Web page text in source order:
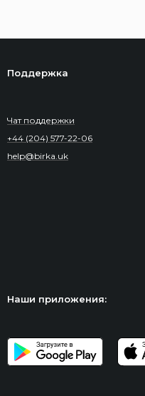
Поддержка
Чат поддержки
+44 (204) 577-22-06
help@birka.uk
Наши приложения: